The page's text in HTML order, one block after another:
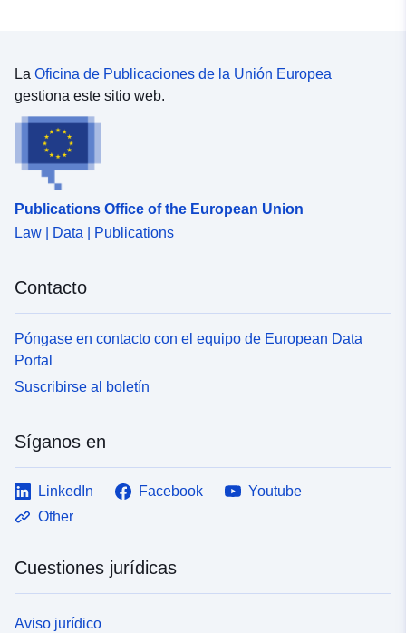
La Oficina de Publicaciones de la Unión Europea
gestiona este sitio web.
Publications Office of the European Union
Law | Data | Publications
Contacto
Póngase en contacto con el equipo de European Data
Portal
Suscribirse al boletín
Síganos en
LinkedIn Facebook
Youtube
Other
Cuestiones jurídicas
Aviso jurídico